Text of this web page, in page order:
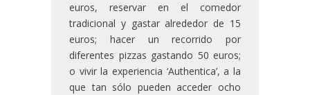
euros, reservar en el comedor
tradicional y gastar alrededor de 15
euros; hacer un recorrido por
diferentes pizzas gastando 50 euros;
o vivir la experiencia ‘Authentica’, a la
que tan sólo pueden acceder ocho